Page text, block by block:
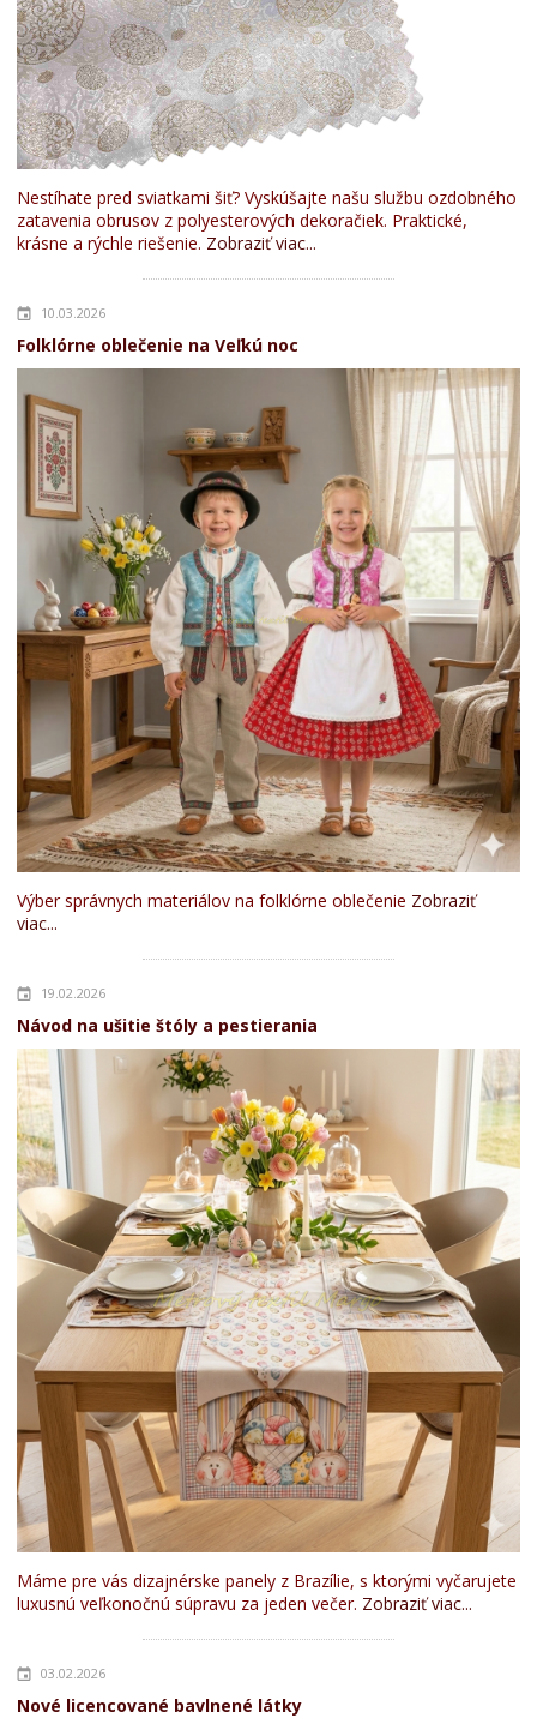
Nestíhate pred sviatkami šiť? Vyskúšajte našu službu ozdobného
zatavenia obrusov z polyesterových dekoračiek. Praktické,
krásne a rýchle riešenie. Zobraziť viac...
10.03.2026
Folklórne oblečenie na Veľkú noc
Výber správnych materiálov na folklórne oblečenie Zobraziť
viac...
19.02.2026
Návod na ušitie štóly a pestierania
Máme pre vás dizajnérske panely z Brazílie, s ktorými vyčarujete
luxusnú veľkonočnú súpravu za jeden večer. Zobraziť viac...
03.02.2026
Nové licencované bavlnené látky